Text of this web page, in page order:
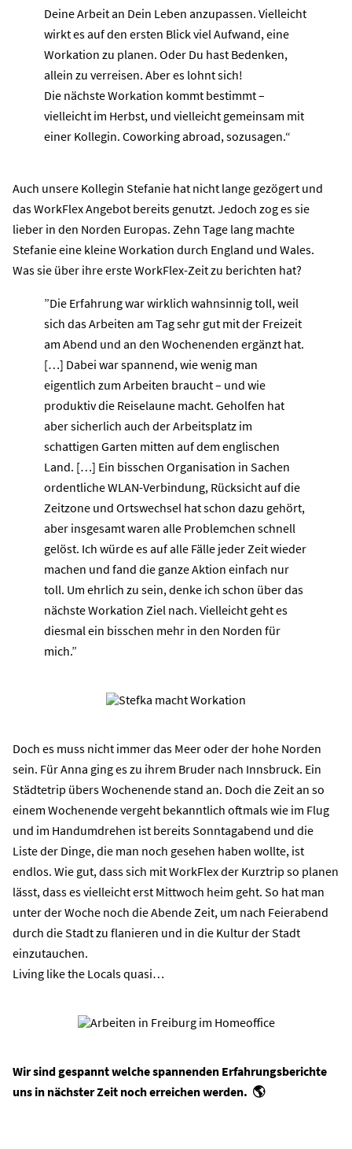
Deine Arbeit an Dein Leben anzupassen. Vielleicht
wirkt es auf den ersten Blick viel Aufwand, eine
Workation zu planen. Oder Du hast Bedenken,
allein zu verreisen. Aber es lohnt sich!
Die nächste Workation kommt bestimmt –
vielleicht im Herbst, und vielleicht gemeinsam mit
einer Kollegin. Coworking abroad, sozusagen.“
Auch unsere Kollegin Stefanie hat nicht lange gezögert und
das WorkFlex Angebot bereits genutzt. Jedoch zog es sie
lieber in den Norden Europas. Zehn Tage lang machte
Stefanie eine kleine Workation durch England und Wales.
Was sie über ihre erste WorkFlex-Zeit zu berichten hat?
”Die Erfahrung war wirklich wahnsinnig toll, weil
sich das Arbeiten am Tag sehr gut mit der Freizeit
am Abend und an den Wochenenden ergänzt hat.
[…] Dabei war spannend, wie wenig man
eigentlich zum Arbeiten braucht – und wie
produktiv die Reiselaune macht. Geholfen hat
aber sicherlich auch der Arbeitsplatz im
schattigen Garten mitten auf dem englischen
Land. […] Ein bisschen Organisation in Sachen
ordentliche WLAN-Verbindung, Rücksicht auf die
Zeitzone und Ortswechsel hat schon dazu gehört,
aber insgesamt waren alle Problemchen schnell
gelöst. Ich würde es auf alle Fälle jeder Zeit wieder
machen und fand die ganze Aktion einfach nur
toll. Um ehrlich zu sein, denke ich schon über das
nächste Workation Ziel nach. Vielleicht geht es
diesmal ein bisschen mehr in den Norden für
mich.”
Doch es muss nicht immer das Meer oder der hohe Norden
sein. Für Anna ging es zu ihrem Bruder nach Innsbruck. Ein
Städtetrip übers Wochenende stand an. Doch die Zeit an so
einem Wochenende vergeht bekanntlich oftmals wie im Flug
und im Handumdrehen ist bereits Sonntagabend und die
Liste der Dinge, die man noch gesehen haben wollte, ist
endlos. Wie gut, dass sich mit WorkFlex der Kurztrip so planen
lässt, dass es vielleicht erst Mittwoch heim geht. So hat man
unter der Woche noch die Abende Zeit, um nach Feierabend
durch die Stadt zu flanieren und in die Kultur der Stadt
einzutauchen.
Living like the Locals quasi…
Wir sind gespannt welche spannenden Erfahrungsberichte
uns in nächster Zeit noch erreichen werden. 🌎